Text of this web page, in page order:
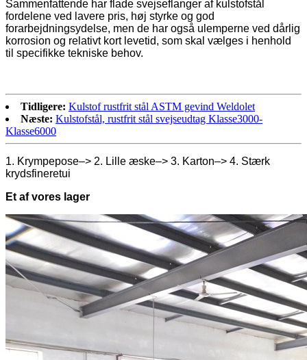
Sammenfattende har flade svejseflanger af kulstofstål
fordelene ved lavere pris, høj styrke og god
forarbejdningsydelse, men de har også ulemperne ved dårlig
korrosion og relativt kort levetid, som skal vælges i henhold
til specifikke tekniske behov.
Tidligere: Kulstof rustfrit stål ASTM gevind Weldolet
Næste: Kulstofstål, rustfrit stål svejseudtag Klasse3000-
Klasse6000
1. Krympepose–> 2. Lille æske–> 3. Karton–> 4. Stærk
krydsfineretui
Et af vores lager